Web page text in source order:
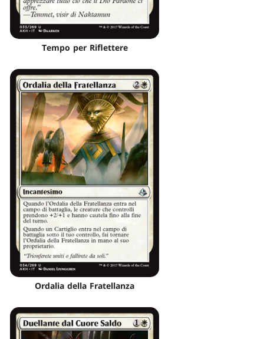
Tempo per Riflettere
Ordalia della Fratellanza